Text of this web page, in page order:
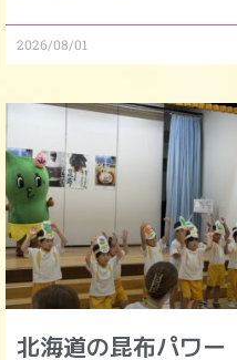
2026/08/01
北海道の昆布パワー